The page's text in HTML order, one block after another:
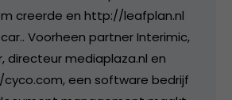
creerde en http://leafplan.nl
Voorheen partner Interimic,
directeur mediaplaza.nl en
een software bedrijf